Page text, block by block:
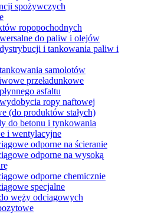
spożywczych
ropopochodnych
do paliw i olejów
i tankowania paliw i
samolotów
przeładunkowe
asfaltu
ropy naftowej
(do produktów stałych)
do betonu i tynkowania
i wentylacyjne
odporne na ścieranie
odporne na wysoką
odporne chemicznie
specjalne
węży odciągowych